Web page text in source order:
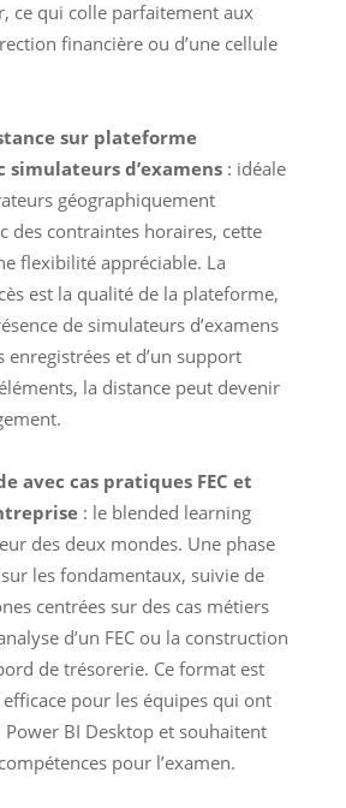
ce qui colle parfaitement aux
financière ou d’une cellule
sur plateforme
d’examens: idéale
géographiquement
des contraintes horaires, cette
flexibilité appréciable. La
est la qualité de la plateforme,
de simulateurs d’examens
enregistrées et d’un support
la distance peut devenir
avec cas pratiques FEC et
: le blended learning
des deux mondes. Une phase
les fondamentaux, suivie de
centrées sur des cas métiers
d’un FEC ou la construction
de trésorerie. Ce format est
pour les équipes qui ont
Power BI Desktop et souhaitent
pour l’examen.